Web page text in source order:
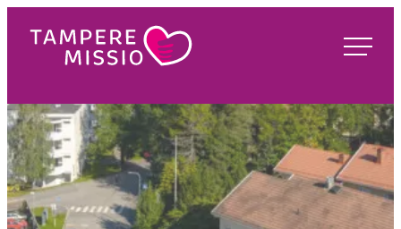
suoraan
sisältöön
TampereMissio